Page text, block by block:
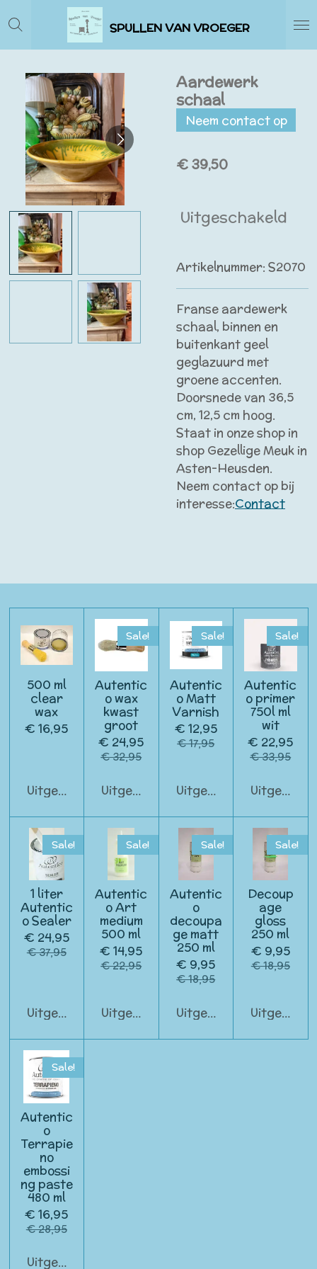
Ga
direct
naar
hoofdinhoud
SPULLEN VAN VROEGER
Aardewerk
schaal
Neem contact op
€ 39,50
Uitgeschakeld
Artikelnummer: S2070
Franse aardewerk
schaal, binnen en
buitenkant geel
geglazuurd met
groene accenten.
Doorsnede van 36,5
cm, 12,5 cm hoog.
Staat in onze shop in
shop Gezellige Meuk in
Asten-Heusden.
Neem contact op bij
interesse:Contact
500 ml
clear
wax
€ 16,95
Uitgeschakeld
Sale!
Autentic
o wax
kwast
groot
€ 24,95
€ 32,95
Uitgeschakeld
Sale!
Autentic
o Matt
Varnish
€ 12,95
€ 17,95
Uitgeschakeld
Sale!
Autentic
o primer
750l ml
wit
€ 22,95
€ 33,95
Sale!
1 liter
Autentic
o Sealer
€ 24,95
€ 37,95
Uitgeschakeld
Sale!
Autentic
o Art
medium
500 ml
€ 14,95
€ 22,95
Uitgeschakeld
Sale!
Autentic
o
decoupa
ge matt
250 ml
€ 9,95
€ 18,95
Uitgeschakeld
Sale!
Decoup
age
gloss
250 ml
€ 9,95
€ 18,95
Sale!
Autentic
o
Terrapie
no
embossi
ng paste
480 ml
€ 16,95
€ 28,95
Uitgeschakeld